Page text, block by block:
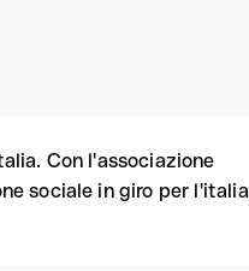
Con l'associazione
sociale in giro per l'italia